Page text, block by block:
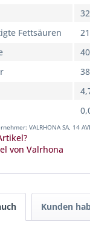
Fettsäuren
VALRHONA SA, 14
von Valrhona
Kunden